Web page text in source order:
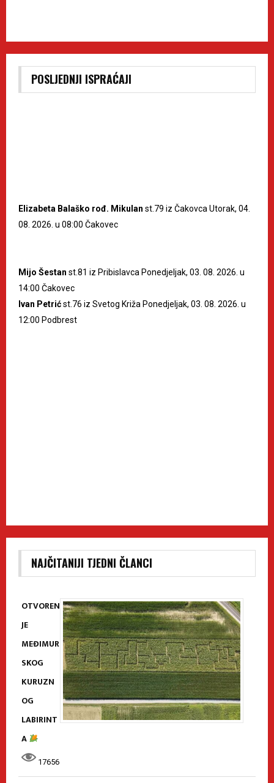
POSLJEDNJI ISPRAĆAJI
Elizabeta Balaško rođ. Mikulan st.79 iz Čakovca Utorak, 04.
08. 2026. u 08:00 Čakovec
Mijo Šestan st.81 iz Pribislavca Ponedjeljak, 03. 08. 2026. u
14:00 Čakovec
Ivan Petrićst.76 iz Svetog Križa Ponedjeljak, 03. 08. 2026. u
12:00 Podbrest
NAJČITANIJI TJEDNI ČLANCI
OTVOREN
JE
MEĐIMUR
SKOG
KURUZN
OG
LABIRINT
A
17656